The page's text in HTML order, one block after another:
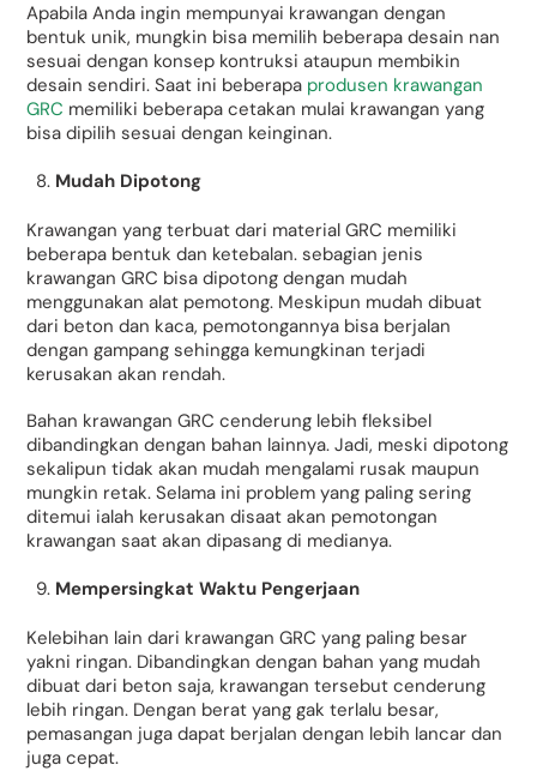
Apabila Anda ingin mempunyai krawangan dengan
bentuk unik, mungkin bisa memilih beberapa desain nan
sesuai dengan konsep kontruksi ataupun membikin
desain sendiri. Saat ini beberapa produsen krawangan
GRC memiliki beberapa cetakan mulai krawangan yang
bisa dipilih sesuai dengan keinginan.
Mudah Dipotong
Krawangan yang terbuat dari material GRC memiliki
beberapa bentuk dan ketebalan. sebagian jenis
krawangan GRC bisa dipotong dengan mudah
menggunakan alat pemotong. Meskipun mudah dibuat
dari beton dan kaca, pemotongannya bisa berjalan
dengan gampang sehingga kemungkinan terjadi
kerusakan akan rendah.
Bahan krawangan GRC cenderung lebih fleksibel
dibandingkan dengan bahan lainnya. Jadi, meski dipotong
sekalipun tidak akan mudah mengalami rusak maupun
mungkin retak. Selama ini problem yang paling sering
ditemui ialah kerusakan disaat akan pemotongan
krawangan saat akan dipasang di medianya.
Mempersingkat Waktu Pengerjaan
Kelebihan lain dari krawangan GRC yang paling besar
yakni ringan. Dibandingkan dengan bahan yang mudah
dibuat dari beton saja, krawangan tersebut cenderung
lebih ringan. Dengan berat yang gak terlalu besar,
pemasangan juga dapat berjalan dengan lebih lancar dan
juga cepat.